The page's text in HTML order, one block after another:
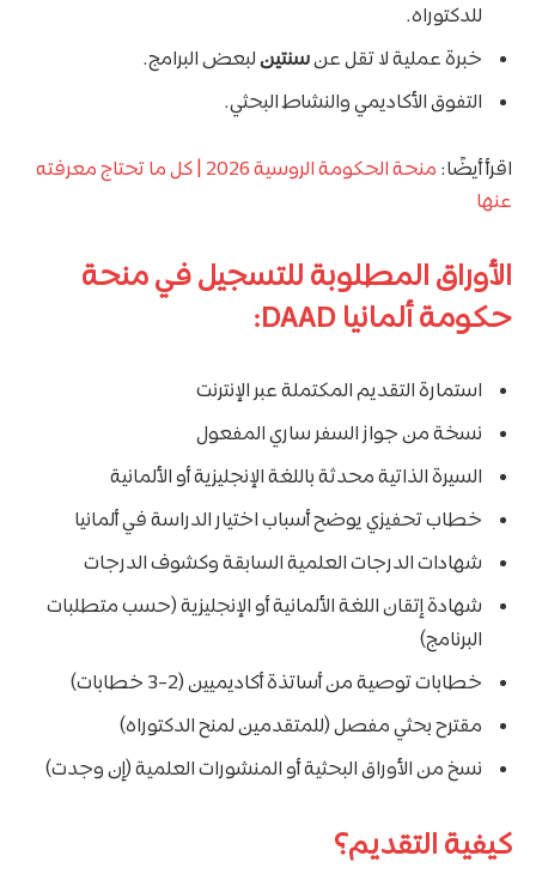
للدكتوراه.
خبرة عملية لا تقل عنسنتينلبعض البرامج.
التفوق الأكاديمي والنشاط البحثي.
اقرأ أيضًا:
منحة الحكومة الروسية 2026 | كل ما تحتاج معرفته
عنها
الأوراق المطلوبة للتسجيل في منحة
حكومة ألمانيا DAAD:
استمارة التقديم المكتملة عبر الإنترنت
نسخة من جواز السفر ساري المفعول
السيرة الذاتية محدثة باللغة الإنجليزية أو الألمانية
خطاب تحفيزي يوضح أسباب اختيار الدراسة في ألمانيا
شهادات الدرجات العلمية السابقة وكشوف الدرجات
شهادة إتقان اللغة الألمانية أو الإنجليزية (حسب متطلبات
البرنامج)
خطابات توصية من أساتذة أكاديميين (2-3 خطابات)
مقترح بحثي مفصل (للمتقدمين لمنح الدكتوراه)
نسخ من الأوراق البحثية أو المنشورات العلمية (إن وجدت)
كيفية التقديم؟